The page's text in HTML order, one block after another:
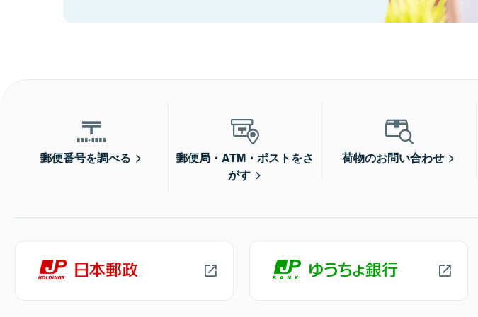
郵便番号を調べる
郵便局・ATM・ポストをさ
がす
荷物のお問い合わせ